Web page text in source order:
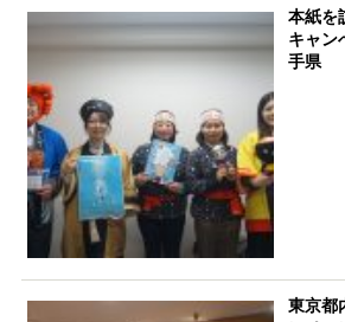
本紙を
キャ
手県
東京都